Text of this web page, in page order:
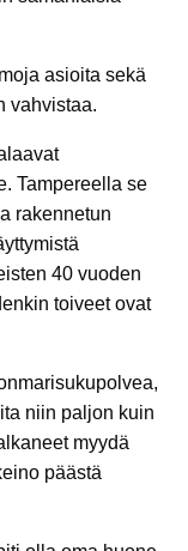
asioita sekä
vahvistaa.
Tampereella se
rakennetun
40 vuoden
toiveet ovat
niin paljon kuin
myydä
päästä